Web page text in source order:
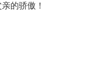
的骄傲！